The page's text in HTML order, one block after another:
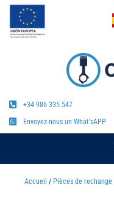
+34 986 335 547
Envoyez-nous un What'sAPP
Accueil / Pièces de rechange